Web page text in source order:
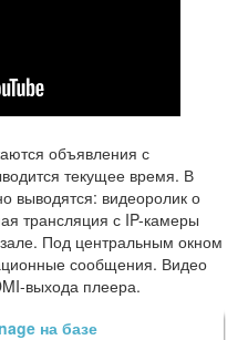
объявления с
текущее время. В
выводятся: видеоролик о
трансляция с IP-камеры
Под центральным окном
сообщения. Видео
выхода плеера.
на базе